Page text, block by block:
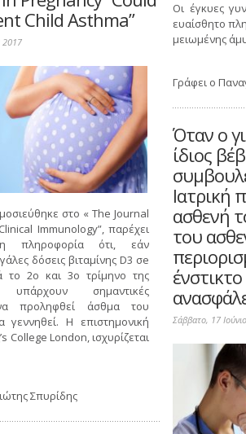
Child Asthma”
2017
στο « The Journal
Immunology”, παρέχει
πληροφορία ότι, εάν
δόσεις βιταμίνης D3 σe
το 2ο και 3ο τρίμηνο της
υπάρχουν σημαντικές
προληφθεί άσθμα του
Η επιστημονική
College London, ισχυρίζεται
Σπυρίδης
Οι έγκυες
ευαίσθητο
μειωμένης
Γράφει ο
Όταν ο
ίδιος
Ιατρική
ασθενή
του
Σάββατο, 17